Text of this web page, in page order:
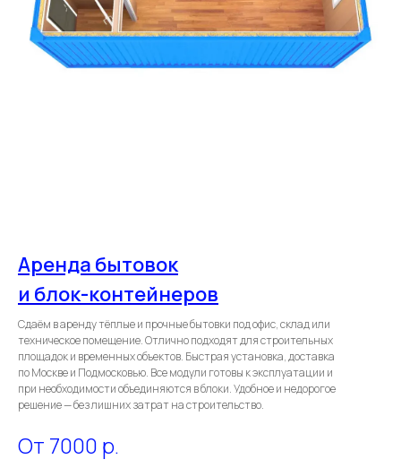
Аренда бытовок
и блок-контейнеров
Сдаём в аренду тёплые и прочные бытовки под офис, склад или
техническое помещение. Отлично подходят для строительных
площадок и временных объектов. Быстрая установка, доставка
по Москве и Подмосковью. Все модули готовы к эксплуатации и
при необходимости объединяются в блоки. Удобное и недорогое
решение — без лишних затрат на строительство.
От 7000 р.